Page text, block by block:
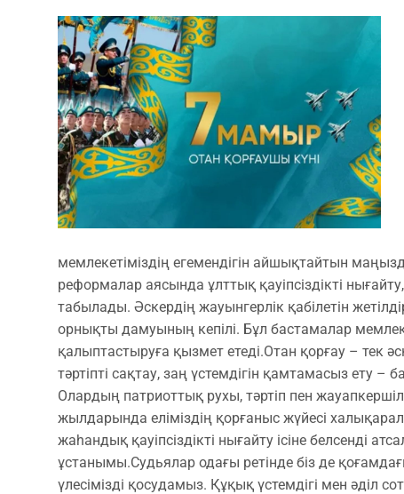
мемлекетіміздің егемендігін айшықтайтын
реформалар аясында ұлттық қауіпсіздікті
табылады. Әскердің жауынгерлік қабілетін
орнықты дамуының кепілі. Бұл бастамалар
қалыптастыруға қызмет етеді. ​Отан қорғау – тек
тәртіпті сақтау, заң үстемдігін қамтамасыз ету –
Олардың патриоттық рухы, тәртіп пен
жылдарында еліміздің қорғаныс жүйесі
жаһандық қауіпсіздікті нығайту ісіне белсенді
ұстанымы. ​Судьялар одағы ретінде біз де
үлесімізді қосудамыз. Құқық үстемдігі мен әділ